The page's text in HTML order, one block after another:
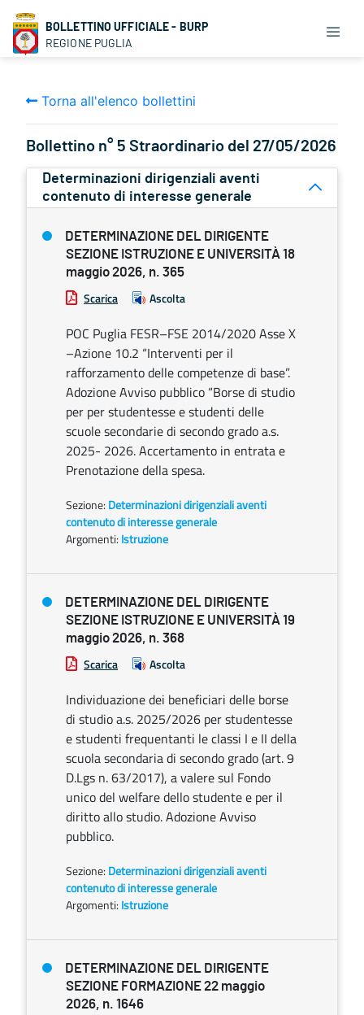
BOLLETTINO UFFICIALE - BURP
REGIONE PUGLIA
Torna all'elenco bollettini
Bollettino n° 5 Straordinario del 27/05/2026
Determinazioni dirigenziali aventi
contenuto di interesse generale
DETERMINAZIONE DEL DIRIGENTE
SEZIONE ISTRUZIONE E UNIVERSITÀ 18
maggio 2026, n. 365
Scarica Ascolta
POC Puglia FESR–FSE 2014/2020 Asse X
–Azione 10.2 “Interventi per il
rafforzamento delle competenze di base”.
Adozione Avviso pubblico “Borse di studio
per per studentesse e studenti delle
scuole secondarie di secondo grado a.s.
2025- 2026. Accertamento in entrata e
Prenotazione della spesa.
Sezione: Determinazioni dirigenziali aventi
contenuto di interesse generale
Argomenti: Istruzione
DETERMINAZIONE DEL DIRIGENTE
SEZIONE ISTRUZIONE E UNIVERSITÀ 19
maggio 2026, n. 368
Scarica Ascolta
Individuazione dei beneficiari delle borse
di studio a.s. 2025/2026 per studentesse
e studenti frequentanti le classi I e II della
scuola secondaria di secondo grado (art. 9
D.Lgs n. 63/2017), a valere sul Fondo
unico del welfare dello studente e per il
diritto allo studio. Adozione Avviso
pubblico.
Sezione: Determinazioni dirigenziali aventi
contenuto di interesse generale
Argomenti: Istruzione
DETERMINAZIONE DEL DIRIGENTE
SEZIONE FORMAZIONE 22 maggio
2026, n. 1646